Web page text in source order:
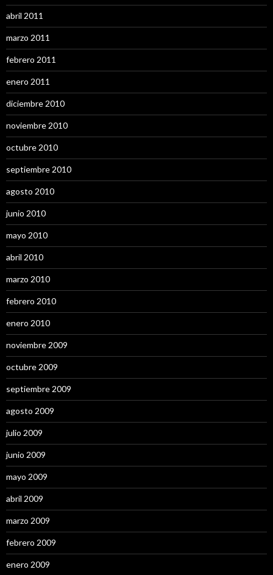
abril 2011
marzo 2011
febrero 2011
enero 2011
diciembre 2010
noviembre 2010
octubre 2010
septiembre 2010
agosto 2010
junio 2010
mayo 2010
abril 2010
marzo 2010
febrero 2010
enero 2010
noviembre 2009
octubre 2009
septiembre 2009
agosto 2009
julio 2009
junio 2009
mayo 2009
abril 2009
marzo 2009
febrero 2009
enero 2009